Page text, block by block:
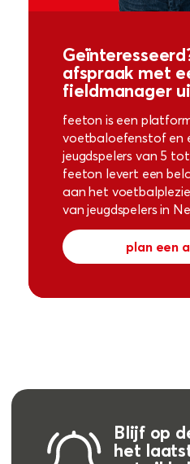
afspraak met
fieldmanager
feeton is een
voetbaloefenstof en
jeugdspelers van 5
feeton levert een
aan het
van jeugdspelers in
plan een
Blijf op
het